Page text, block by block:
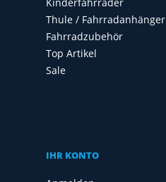
Thule / Fahrradanhänger
Fahrradzubehör
Top Artikel
Sale
IHR KONTO